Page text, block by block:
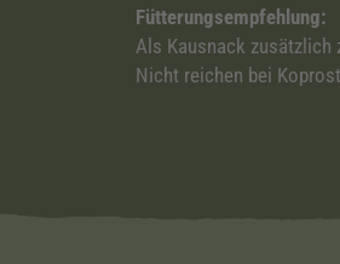
Fütterungsempfehlung:
Als Kausnack zusätzlich
Nicht reichen bei